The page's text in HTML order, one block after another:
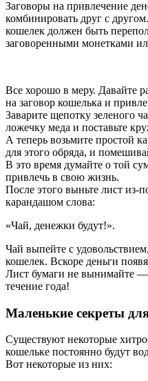
Заговоры на привлечение
комбинировать друг с
кошелек должен быть
заговоренными монетками
Все хорошо в меру. Давайте
на заговор кошелька и
Заварите щепотку зеленого
ложечку меда и поставьте
А теперь возьмите простой
для этого обряда, и
В это время думайте о той
привлечь в свою жизнь.
После этого выньте лист
карандашом слова:
«Чай, денежки будут!».
Чай выпейте с
кошелек. Вскоре деньги
Лист бумаги не вынимайте —
течение года!
Маленькие секреты
Существуют некоторые
кошельке постоянно будут
Вот некоторые из них: